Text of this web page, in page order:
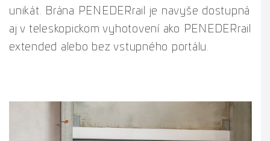
unikát. Brána PENEDERrail je navyše dostupná
aj v teleskopickom vyhotovení ako PENEDERrail
extended alebo bez vstupného portálu.